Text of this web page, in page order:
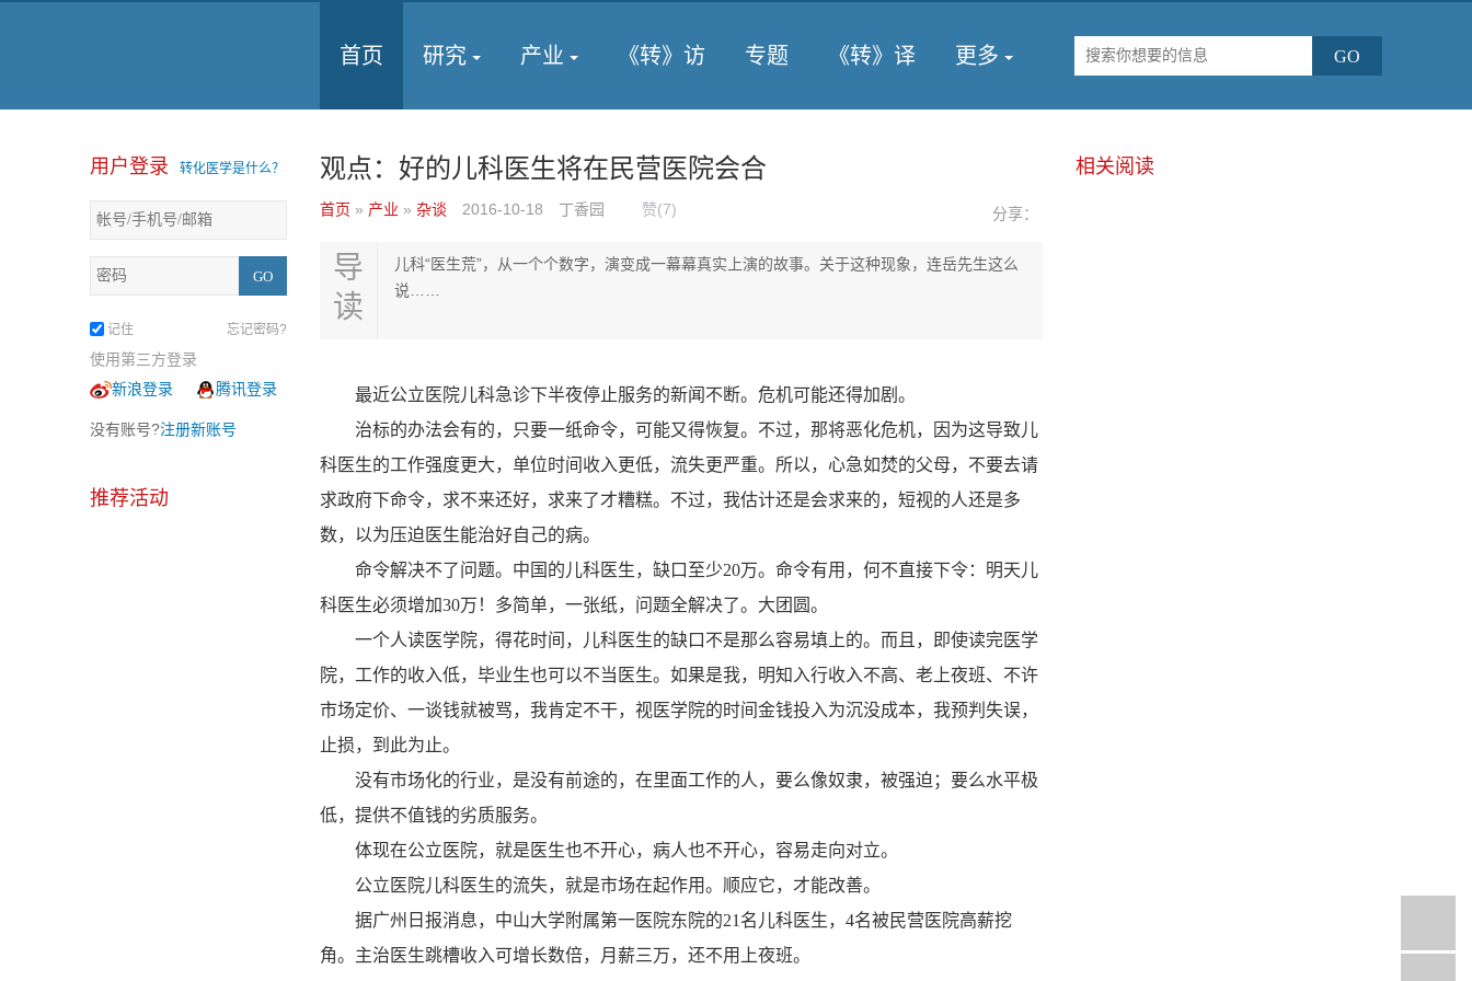
首页 研究 产业 《转》访 专题 《转》译 更多
用户登录 转化医学是什么？
记住 忘记密码?
使用第三方登录
新浪登录
腾讯登录
没有账号?注册新账号
推荐活动
观点：好的儿科医生将在民营医院会合
首页 » 产业 » 杂谈 2016-10-18 丁香园 赞(7) 分享：
导
读
儿科“医生荒”，从一个个数字，演变成一幕幕真实上演的故事。关于这种现象，连岳先生这么
说……
最近公立医院儿科急诊下半夜停止服务的新闻不断。危机可能还得加剧。
治标的办法会有的，只要一纸命令，可能又得恢复。不过，那将恶化危机，因为这导致儿
科医生的工作强度更大，单位时间收入更低，流失更严重。所以，心急如焚的父母，不要去请
求政府下命令，求不来还好，求来了才糟糕。不过，我估计还是会求来的，短视的人还是多
数，以为压迫医生能治好自己的病。
命令解决不了问题。中国的儿科医生，缺口至少20万。命令有用，何不直接下令：明天儿
科医生必须增加30万！多简单，一张纸，问题全解决了。大团圆。
一个人读医学院，得花时间，儿科医生的缺口不是那么容易填上的。而且，即使读完医学
院，工作的收入低，毕业生也可以不当医生。如果是我，明知入行收入不高、老上夜班、不许
市场定价、一谈钱就被骂，我肯定不干，视医学院的时间金钱投入为沉没成本，我预判失误，
止损，到此为止。
没有市场化的行业，是没有前途的，在里面工作的人，要么像奴隶，被强迫；要么水平极
低，提供不值钱的劣质服务。
体现在公立医院，就是医生也不开心，病人也不开心，容易走向对立。
公立医院儿科医生的流失，就是市场在起作用。顺应它，才能改善。
据广州日报消息，中山大学附属第一医院东院的21名儿科医生，4名被民营医院高薪挖
角。主治医生跳槽收入可增长数倍，月薪三万，还不用上夜班。
相关阅读